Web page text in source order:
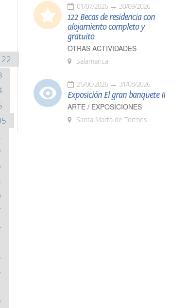
22
01/07/2026 30/09/2026
122 Becas de residencia con
alojamiento completo y
gratuito
OTRAS ACTIVIDADES
Salamanca
26/06/2026 31/08/2026
Exposición El gran banquete II
ARTE / EXPOSICIONES
Santa Marta de Tormes